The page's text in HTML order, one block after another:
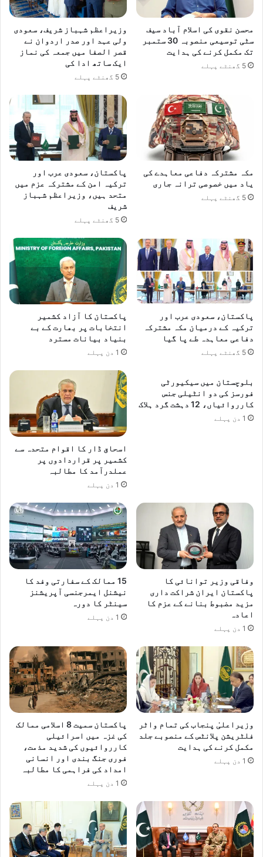
محسن نقوی کی اسلام آباد سیف
سٹی توسیعی منصوبہ 30 ستمبر
تک مکمل کرنے کی ہدایت
5 گھنٹے پہلے
وزیراعظم شہباز شریف، سعودی
ولی عہد اور صدر اردوان نے
قصر الصفا میں جمعہ کی نماز
ایک ساتھ ادا کی
5 گھنٹے پہلے
مکہ مشترکہ دفاعی معاہدے کی
یاد میں خصوصی ترانہ جاری
5 گھنٹے پہلے
پاکستان، سعودی عرب اور
ترکیہ امن کے مشترکہ عزم میں
متحد ہیں، وزیراعظم شہباز
شریف
5 گھنٹے پہلے
پاکستان، سعودی عرب اور
ترکیہ کے درمیان مکہ مشترکہ
دفاعی معاہدہ طے پا گیا
5 گھنٹے پہلے
پاکستان کا آزاد کشمیر
انتخابات پر بھارت کے بے
بنیاد بیانات مسترد
1 دن پہلے
بلوچستان میں سیکیورٹی
فورسز کی دو انٹیلی جنس
کارروائیاں، 12 دہشت گرد ہلاک
1 دن پہلے
اسحاق ڈار کا اقوام متحدہ سے
کشمیر پر قراردادوں پر
عملدرآمد کا مطالبہ
1 دن پہلے
وفاقی وزیر توانائی کا
پاکستان ایران شراکت داری
مزید مضبوط بنانے کے عزم کا
اعادہ
1 دن پہلے
15 ممالک کے سفارتی وفد کا
نیشنل ایمرجنسی آپریشنز
سینٹر کا دورہ
1 دن پہلے
وزیراعلیٰ پنجاب کی تمام واٹر
فلٹریشن پلانٹس کے منصوبے جلد
مکمل کرنے کی ہدایت
1 دن پہلے
پاکستان سمیت 8 اسلامی ممالک
کی غزہ میں اسرائیلی
کارروائیوں کی شدید مذمت،
فوری جنگ بندی اور انسانی
امداد کی فراہمی کا مطالبہ
1 دن پہلے